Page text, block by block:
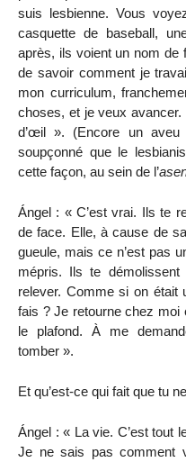
suis lesbienne. Vous
casquette de baseball,
après, ils voient un nom de
de savoir comment je
mon curriculum,
choses, et je veux avancer.
d’œil ». (Encore un aveu
soupçonné que le
cette façon, au sein de l’
Ángel : « C’est vrai. Ils te
de face. Elle, à cause de
gueule, mais ce n’est pas
mépris. Ils te
relever. Comme si on était
fais ? Je retourne chez moi
le plafond. À me
tomber ».
Et qu’est-ce qui fait que tu
Ángel : « La vie. C’est tout
Je ne sais pas comment